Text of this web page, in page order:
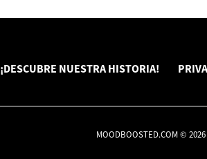
¡DESCUBRE NUESTRA HISTORIA!
MOODBOOSTED.COM © 2026